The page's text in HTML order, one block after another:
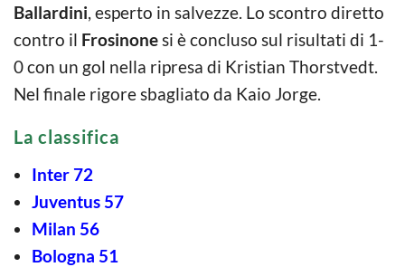
Ballardini, esperto in salvezze. Lo scontro diretto
contro il Frosinonesi è concluso sul risultati di 1-
0 con un gol nella ripresa di Kristian Thorstvedt.
Nel finale rigore sbagliato da Kaio Jorge.
La classifica
Inter 72
Juventus 57
Milan 56
Bologna 51